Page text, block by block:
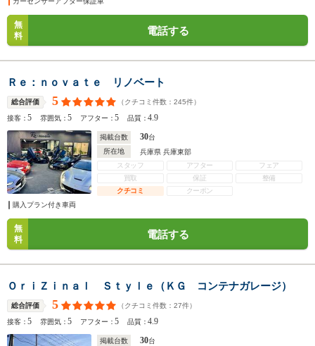
無
料
電話する
Ｒｅ：ｎｏｖａｔｅ リノベート
総合評価 5 （クチコミ件数： 245件）
接客：5 雰囲気：5 アフター：5 品質：4.9
掲載台数 30台
所在地
兵庫県 兵庫東部
スタッフ
アフター
フェア
買取
保証
整備
クチコミ
クーポン
購入プラン付き車両
無
料
電話する
ＯｒｉＺｉｎａｌ Ｓｔｙｌｅ（ＫＧ コンテナガレージ）
総合評価 5 （クチコミ件数： 27件）
接客：5 雰囲気：5 アフター：5 品質：4.9
掲載台数 30台